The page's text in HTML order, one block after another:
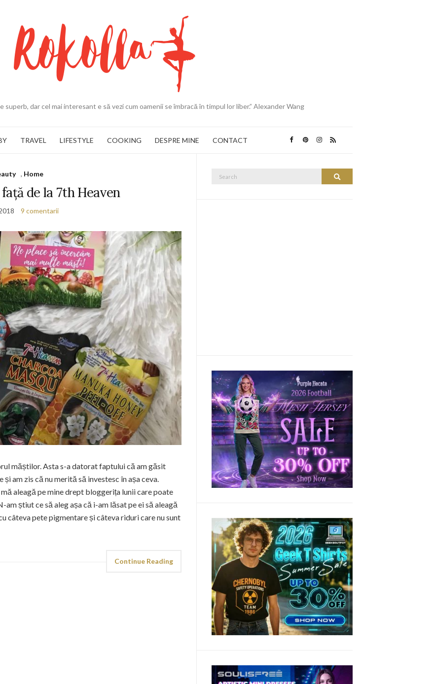
superb, dar cel mai interesant e să vezi cum oamenii se îmbracă în timpul lor liber.” Alexander Wang
TRAVEL LIFESTYLE COOKING DESPRE MINE CONTACT
, Home
de la 7th Heaven
9 comentarii
măștilor. Asta s-a datorat faptului că am găsit
am zis că nu merită să investesc în așa ceva.
aleagă pe mine drept bloggerița lunii care poate
știut ce să aleg așa că i-am lăsat pe ei să aleagă
câteva pete pigmentare și câteva riduri care nu sunt
Continue Reading
Search